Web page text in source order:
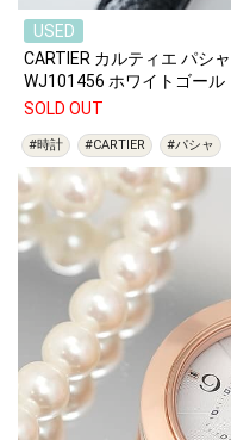
USED
CARTIER カルティエ パシ
WJ101456 ホワイトゴール
SOLD OUT
#時計 #CARTIER #パシャ